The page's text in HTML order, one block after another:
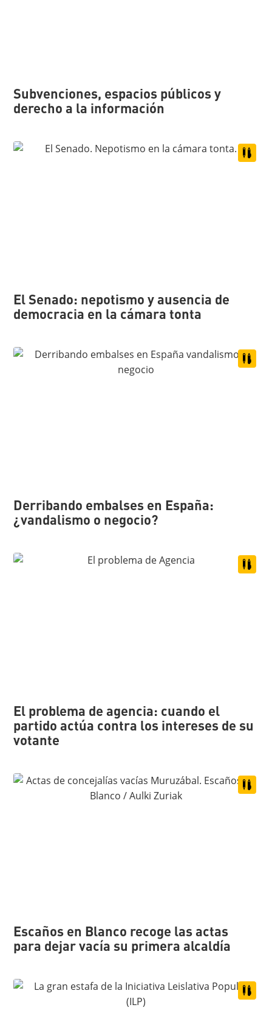
Subvenciones, espacios públicos y
derecho a la información
El Senado: nepotismo y ausencia de
democracia en la cámara tonta
Derribando embalses en España:
¿vandalismo o negocio?
El problema de agencia: cuando el
partido actúa contra los intereses de su
votante
Escaños en Blanco recoge las actas
para dejar vacía su primera alcaldía